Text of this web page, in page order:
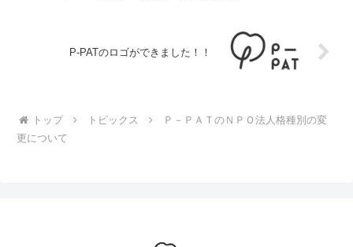
P-PATのロゴができました！！
トップ トピックス
Ｐ－ＰＡＴのＮＰＯ法人格種別の変
更について